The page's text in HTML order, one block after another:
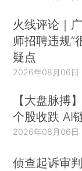
火线评论｜
师招聘违规”
疑点
2026年08月06日
【大盘脉搏
个股收跌 AI
2026年08月06日
侦查起诉审